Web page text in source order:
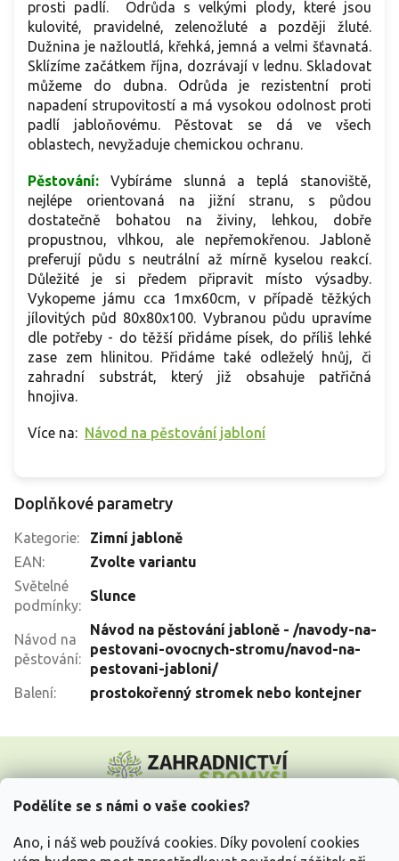
Podělíte se s námi o vaše cookies?
Ano, i náš web používá cookies. Díky povolení cookies
prosti padlí. Odrůda s velkými plody, které jsou
kulovité, pravidelné, zelenožluté a později žluté.
Dužnina je nažloutlá, křehká, jemná a velmi šťavnatá.
Sklízíme začátkem října, dozrávají v lednu. Skladovat
můžeme do dubna. Odrůda je rezistentní proti
napadení strupovitostí a má vysokou odolnost proti
padlí jabloňovému. Pěstovat se dá ve všech
oblastech, nevyžaduje chemickou ochranu.
Pěstování: Vybíráme slunná a teplá stanoviště,
nejlépe orientovaná na jižní stranu, s půdou
dostatečně bohatou na živiny, lehkou, dobře
propustnou, vlhkou, ale nepřemokřenou. Jabloně
preferují půdu s neutrální až mírně kyselou reakcí.
Důležité je si předem připravit místo výsadby.
Vykopeme jámu cca 1mx60cm, v případě těžkých
jílovitých půd 80x80x100. Vybranou půdu upravíme
dle potřeby - do těžší přidáme písek, do příliš lehké
zase zem hlinitou. Přidáme také odleželý hnůj, či
zahradní substrát, který již obsahuje patřičná
hnojiva.
Více na: Návod na pěstování jabloní
Doplňkové parametry
Kategorie:
Zimní jabloně
EAN:
Zvolte variantu
Světelné
podmínky:
Slunce
Návod na
pěstování:
Návod na pěstování jabloně - /navody-na-
pestovani-ovocnych-stromu/navod-na-
pestovani-jabloni/
Balení: prostokořenný stromek nebo kontejner
p
Vše o nákupu